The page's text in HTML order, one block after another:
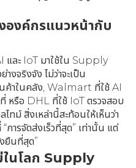
องค์กรแนวหน้ากับ
และ IoT มาใช้ใน Supply
ริงจัง ไม่ว่าจะเป็น
ค้าในคลัง, Walmart ที่ใช้ AI
หรือ DHL ที่ใช้ IoT ตรวจสอบ
ทม์ สิ่งเหล่านี้สะท้อนให้เห็นว่า
การจัดส่งเร็วที่สุด” เท่านั้น แต่
ยืนที่สุด”
นโลก Supply